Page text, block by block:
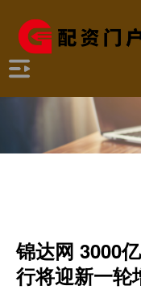
锦达网 3000
行将迎新一轮